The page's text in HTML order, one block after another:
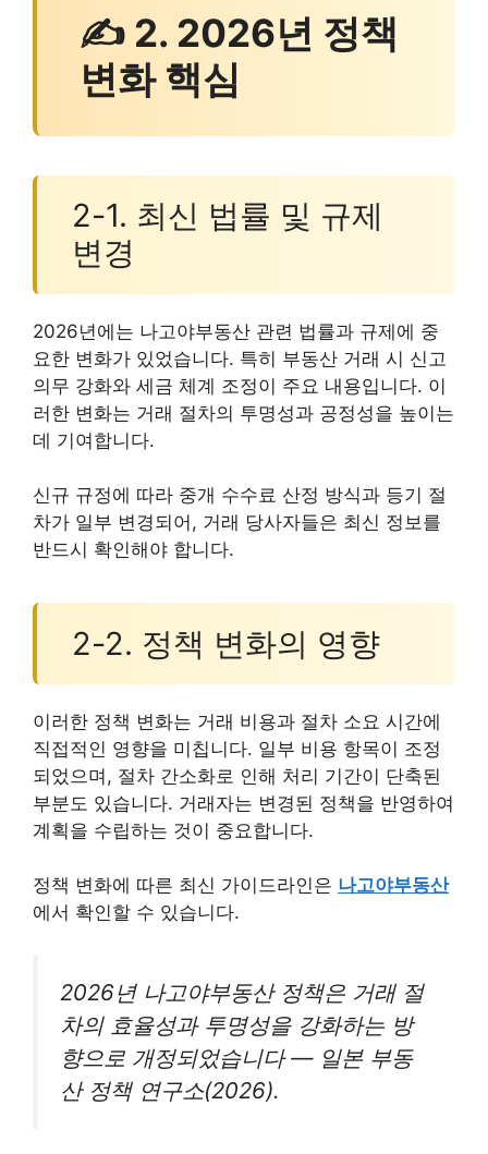
✍ 2. 2026년 정책
변화 핵심
2-1. 최신 법률 및 규제
변경
2026년에는 나고야부동산 관련 법률과 규제에 중
요한 변화가 있었습니다. 특히 부동산 거래 시 신고
의무 강화와 세금 체계 조정이 주요 내용입니다. 이
러한 변화는 거래 절차의 투명성과 공정성을 높이는
데 기여합니다.
신규 규정에 따라 중개 수수료 산정 방식과 등기 절
차가 일부 변경되어, 거래 당사자들은 최신 정보를
반드시 확인해야 합니다.
2-2. 정책 변화의 영향
이러한 정책 변화는 거래 비용과 절차 소요 시간에
직접적인 영향을 미칩니다. 일부 비용 항목이 조정
되었으며, 절차 간소화로 인해 처리 기간이 단축된
부분도 있습니다. 거래자는 변경된 정책을 반영하여
계획을 수립하는 것이 중요합니다.
정책 변화에 따른 최신 가이드라인은 나고야부동산
에서 확인할 수 있습니다.
2026년 나고야부동산 정책은 거래 절
차의 효율성과 투명성을 강화하는 방
향으로 개정되었습니다 — 일본 부동
산 정책 연구소(2026).